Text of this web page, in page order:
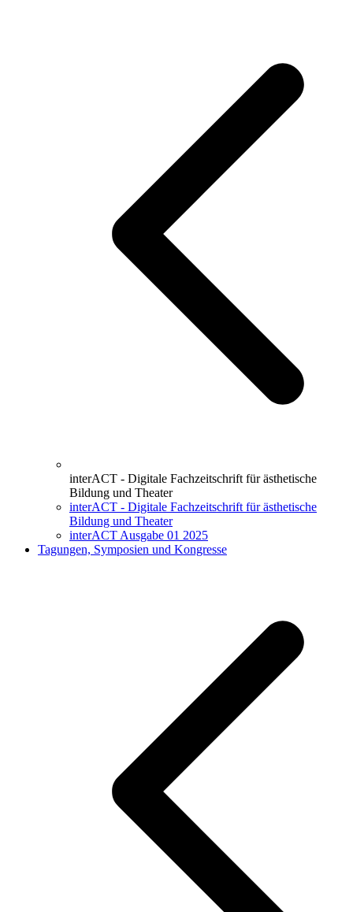
interACT - Digitale Fachzeitschrift für ästhetische
Bildung und Theater
interACT - Digitale Fachzeitschrift für ästhetische
Bildung und Theater
interACT Ausgabe 01 2025
Tagungen, Symposien und Kongresse